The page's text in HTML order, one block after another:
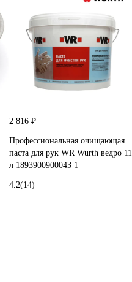
2 816 ₽
Профессиональная очищающая
паста для рук WR Wurth ведро 11
л 1893900900043 1
4.2(14)